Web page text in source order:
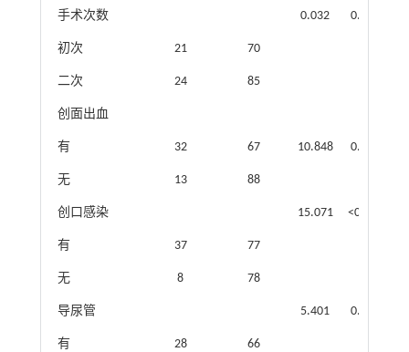
手术次数 0.032 0.858
初次 21 70
二次 24 85
创面出血
有 32 67 10.848 0.001
无 13 88
创口感染 15.071 <0.001
有 37 77
无 8 78
导尿管 5.401 0.020
有 28 66